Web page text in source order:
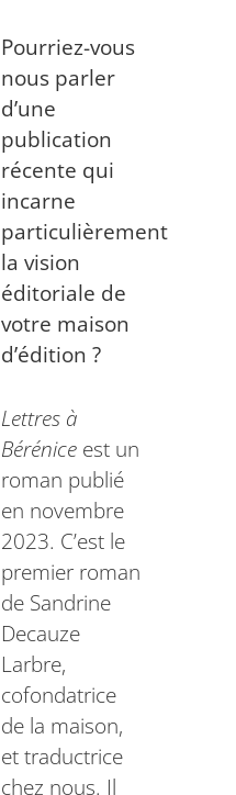
Pourriez-vous
nous parler
d’une
publication
récente qui
incarne
particulièrement
la vision
éditoriale de
votre maison
d’édition ?
Lettres à
Bérénice est un
roman publié
en novembre
2023. C’est le
premier roman
de Sandrine
Decauze
Larbre,
cofondatrice
de la maison,
et traductrice
chez nous. Il